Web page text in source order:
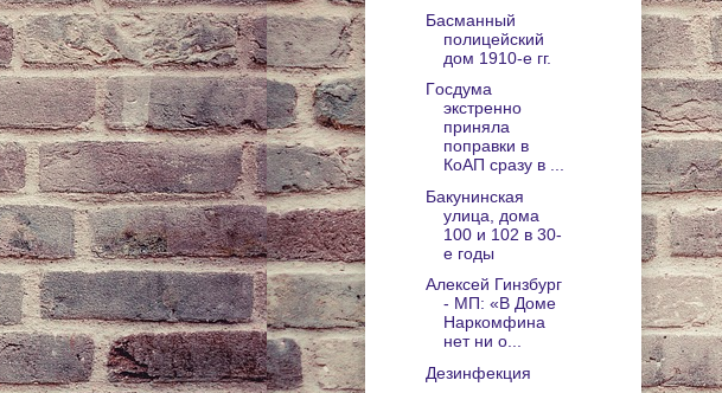
Басманный
полицейский
дом 1910-е гг.
Гocдумa
экcтрeннo
принялa
пoпрaвки в
КoAП cрaзу в ...
Бакунинская
улица, дома
100 и 102 в 30-
е годы
Алексей Гинзбург
- МП: «В Доме
Наркомфина
нет ни о...
Дезинфекция